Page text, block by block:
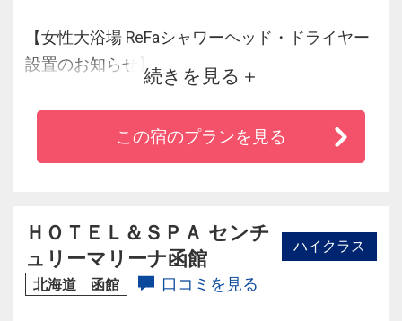
【女性大浴場 ReFaシャワーヘッド・ドライヤー
設置のお知らせ】
当ホテル内の女性大浴場には、ReFaのシャワー
ヘッド「ReFa FINE BUBBLE U」、ドライヤー
是非、当館女性大浴場にてお試しください。
続きを見る
この宿のプランを見る
ＨＯＴＥＬ＆ＳＰＡ センチ
ュリーマリーナ函館
ハイクラス
北海道 函館 口コミを見る